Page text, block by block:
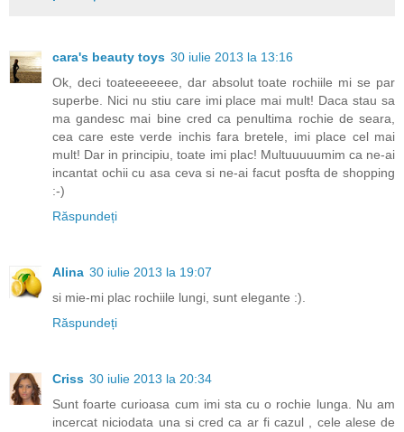
cara's beauty toys 30 iulie 2013 la 13:16
Ok, deci toateeeeeee, dar absolut toate rochiile mi se par
superbe. Nici nu stiu care imi place mai mult! Daca stau sa
ma gandesc mai bine cred ca penultima rochie de seara,
cea care este verde inchis fara bretele, imi place cel mai
mult! Dar in principiu, toate imi plac! Multuuuuumim ca ne-ai
incantat ochii cu asa ceva si ne-ai facut posfta de shopping
:-)
Răspundeți
Alina 30 iulie 2013 la 19:07
si mie-mi plac rochiile lungi, sunt elegante :).
Răspundeți
Criss 30 iulie 2013 la 20:34
Sunt foarte curioasa cum imi sta cu o rochie lunga. Nu am
incercat niciodata una si cred ca ar fi cazul , cele alese de